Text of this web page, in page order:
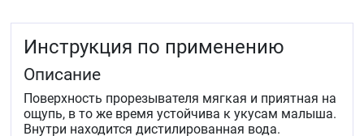
Инструкция по применению
Описание
Поверхность прорезывателя мягкая и приятная на
ощупь, в то же время устойчива к укусам малыша.
Внутри находится дистилированная вода.